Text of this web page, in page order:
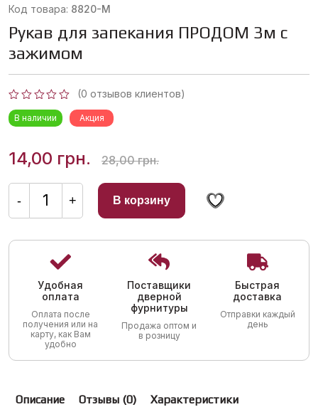
Код товара: 8820-М
Рукав для запекания ПРОДОМ 3м с
зажимом
Оценка
0
из
(0 отзывов клиентов)
В наличии Акция
28,00грн.
Первоначальная
цена
составляла
28,00 грн..
14,00 грн.
Текущая
цена:
14,00 грн..
-
Количество
товара
Рукав
для
зажимом
+ В корзину
Удобная
оплата
Оплата после
получения или на
карту, как Вам
удобно
Поставщики
дверной
фурнитуры
Продажа оптом и
в розницу
Быстрая
доставка
Отправки каждый
день
Описание Отзывы (0) Характеристики